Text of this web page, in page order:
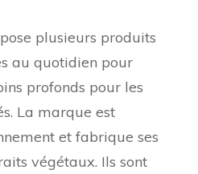
plusieurs produits
au quotidien pour
profonds pour les
La marque est
et fabrique ses
végétaux. Ils sont